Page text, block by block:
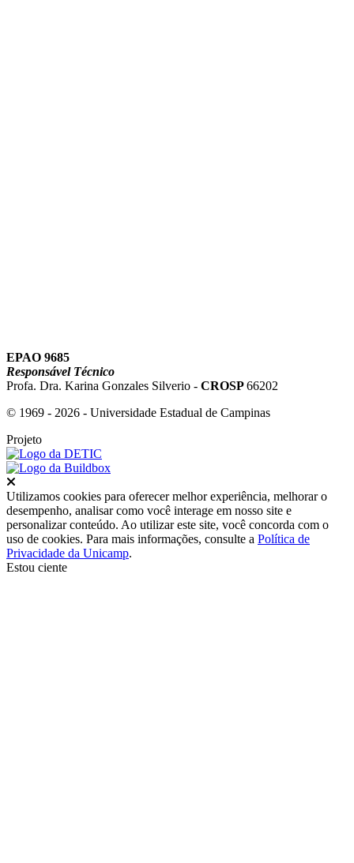
EPAO 9685
Responsável Técnico
Profa. Dra. Karina Gonzales Silverio - CROSP66202
© 1969 - 2026 - Universidade Estadual de Campinas
Projeto
Utilizamos cookies para oferecer melhor experiência, melhorar o
desempenho, analisar como você interage em nosso site e
personalizar conteúdo. Ao utilizar este site, você concorda com o
uso de cookies. Para mais informações, consulte a Política de
Privacidade da Unicamp.
Estou ciente